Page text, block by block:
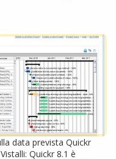
data prevista Quickr
Quickr 8.1 è